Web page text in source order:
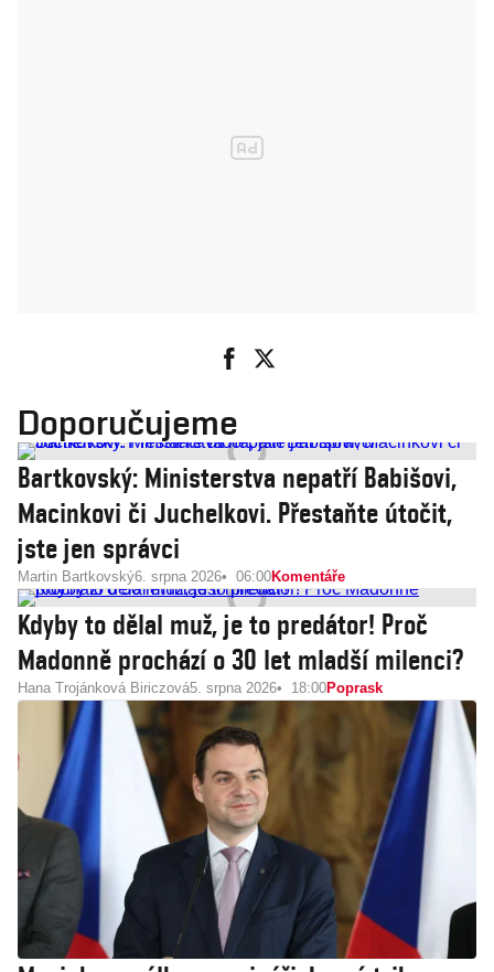
Doporučujeme
Bartkovský: Ministerstva nepatří Babišovi,
Macinkovi či Juchelkovi. Přestaňte útočit,
jste jen správci
Martin Bartkovský6. srpna 2026 06:00Komentáře
Kdyby to dělal muž, je to predátor! Proč
Madonně prochází o 30 let mladší milenci?
Hana Trojánková Biriczová5. srpna 2026 18:00Poprask